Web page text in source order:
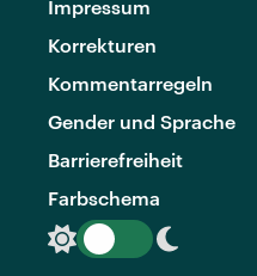
Impressum
Korrekturen
Kommentarregeln
Gender und Sprache
Barrierefreiheit
Farbschema